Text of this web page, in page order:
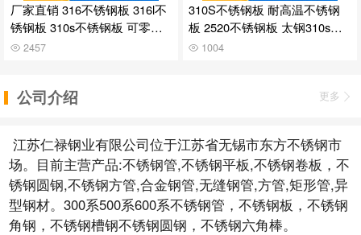
厂家直销 316不锈钢板 316l不
锈钢板 310s不锈钢板 可零切
可加工
2457
310S不锈钢板 耐高温不锈钢
板 2520不锈钢板 太钢310s不
锈钢板
1004
公司介绍 更多
江苏仁禄钢业有限公司位于江苏省无锡市东方不锈钢市
场。目前主营产品:不锈钢管,不锈钢平板,不锈钢卷板，不
锈钢圆钢,不锈钢方管,合金钢管,无缝钢管,方管,矩形管,异
型钢材。300系500系600系不锈钢管，不锈钢板，不锈钢
角钢，不锈钢槽钢不锈钢圆钢，不锈钢六角棒。